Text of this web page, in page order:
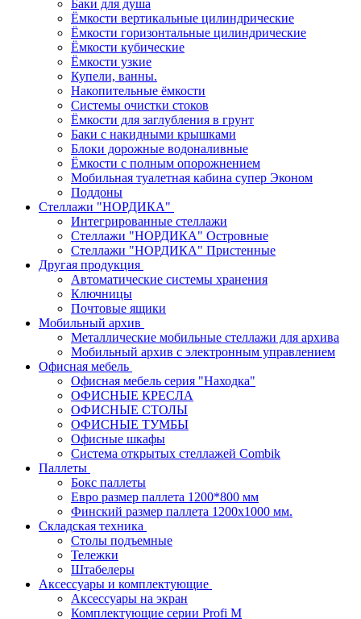
Баки для душа
Ёмкости вертикальные цилиндрические
Ёмкости горизонтальные цилиндрические
Ёмкости кубические
Ёмкости узкие
Купели, ванны.
Накопительные ёмкости
Системы очистки стоков
Ёмкости для заглубления в грунт
Баки с накидными крышками
Блоки дорожные водоналивные
Ёмкости с полным опорожнением
Мобильная туалетная кабина супер Эконом
Поддоны
Стеллажи "НОРДИКА"
Интегрированные стеллажи
Стеллажи "НОРДИКА" Островные
Стеллажи "НОРДИКА" Пристенные
Другая продукция
Автоматические системы хранения
Ключницы
Почтовые ящики
Мобильный архив
Металлические мобильные стеллажи для архива
Мобильный архив с электронным управлением
Офисная мебель
Офисная мебель серия "Находка"
ОФИСНЫЕ КРЕСЛА
ОФИСНЫЕ СТОЛЫ
ОФИСНЫЕ ТУМБЫ
Офисные шкафы
Система открытых стеллажей Combik
Паллеты
Бокс паллеты
Евро размер паллета 1200*800 мм
Финский размер паллета 1200х1000 мм.
Складская техника
Столы подъемные
Тележки
Штабелеры
Аксессуары и комплектующие
Аксессуары на экран
Комплектующие серии Profi M